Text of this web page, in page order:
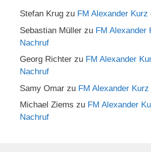
Stefan Krug zu FM Alexander
Sebastian Müller zu FM Alexander
Nachruf
Georg Richter zu FM Alexander
Nachruf
Samy Omar zu FM Alexander
Michael Ziems zu FM Alexander
Nachruf